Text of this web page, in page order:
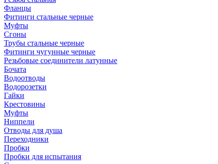
Фланцы
Фитинги стальные черные
Муфты
Сгоны
Трубы стальные черные
Фитинги чугунные черные
Резьбовые соединители латунные
Бочата
Водоотводы
Водорозетки
Гайки
Крестовины
Муфты
Ниппели
Отводы для душа
Переходники
Пробки
Пробки для испытания